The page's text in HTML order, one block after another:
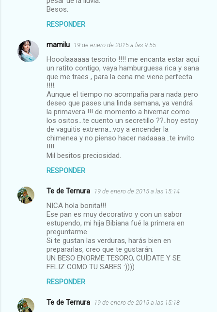
Besos.
RESPONDER
mamilu 19 de enero de 2015 a las 9:55
Hooolaaaaaa tesorito !!!! me encanta estar aquí
un ratito contigo, vaya hamburguesa rica y sana
que me traes , para la cena me viene perfecta
!!!!.
Aunque el tiempo no acompaña para nada pero
deseo que pases una linda semana, ya vendrá
la primavera !!! de momento a hivernar como
los ositos...te cuento un secretillo ??..hoy estoy
de vaguitis extrema...voy a encender la
chimenea y no pienso hacer nadaaaa...te invito
!!!!
Mil besitos preciosidad.
RESPONDER
Te de Ternura 19 de enero de 2015 a las 15:14
NICA hola bonita!!!
Ese pan es muy decorativo y con un sabor
estupendo, mi hija Bibiana fué la primera en
preguntarme.
Si te gustan las verduras, harás bien en
prepararlas, creo que te gustarán.
UN BESO ENORME TESORO, CUÍDATE Y SE
FELIZ COMO TU SABES :))))
RESPONDER
Te de Ternura 19 de enero de 2015 a las 15:18